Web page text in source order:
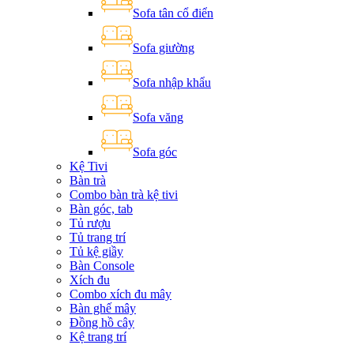
Sofa tân cổ điển
Sofa giường
Sofa nhập khẩu
Sofa văng
Sofa góc
Kệ Tivi
Bàn trà
Combo bàn trà kệ tivi
Bàn góc, tab
Tủ rượu
Tủ trang trí
Tủ kệ giầy
Bàn Console
Xích đu
Combo xích đu mây
Bàn ghế mây
Đồng hồ cây
Kệ trang trí